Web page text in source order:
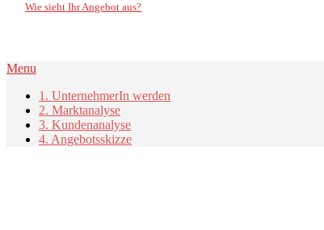
Wie sieht Ihr Angebot aus?
Menu
1. UnternehmerIn werden
2. Marktanalyse
3. Kundenanalyse
4. Angebotsskizze